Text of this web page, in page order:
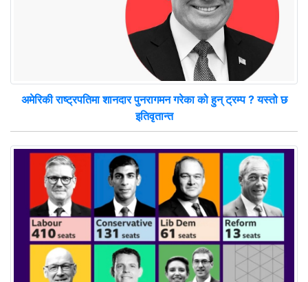
अमेरिकी राष्ट्रपतिमा शानदार पुनरागमन गरेका को हुन् ट्रम्प ? यस्तो छ
इतिवृतान्त